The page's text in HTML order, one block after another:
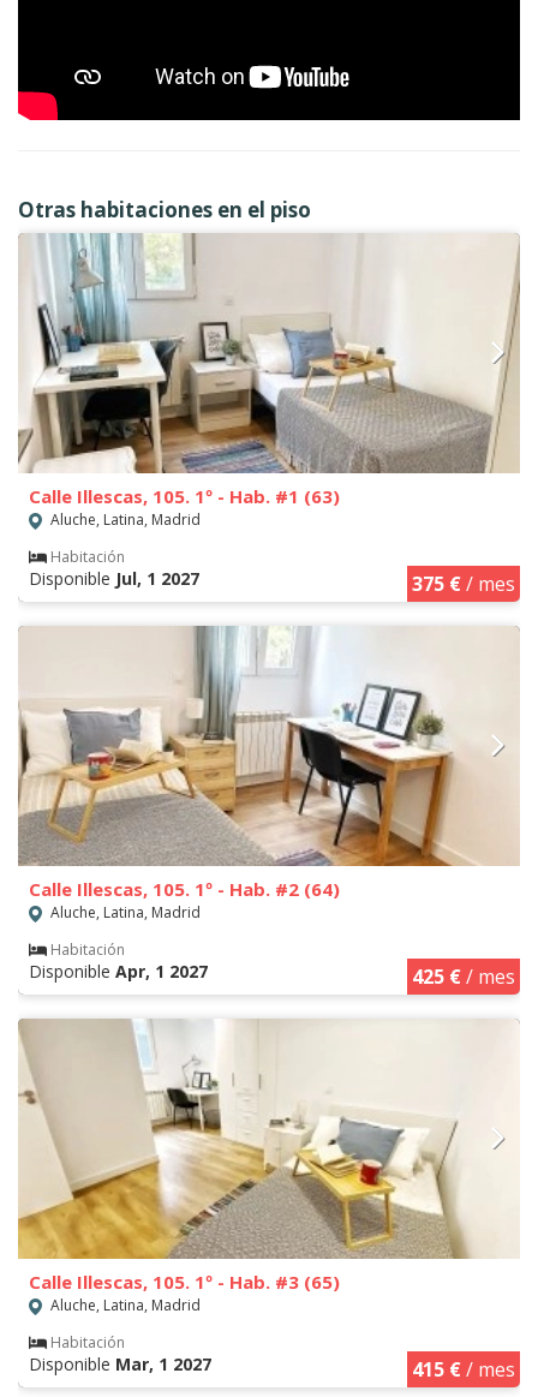
Otras habitaciones en el piso
Calle Illescas, 105. 1º - Hab. #1 (63)
Aluche, Latina, Madrid
Habitación
Disponible Jul, 1 2027 375 €/ mes
Calle Illescas, 105. 1º - Hab. #2 (64)
Aluche, Latina, Madrid
Habitación
Disponible Apr, 1 2027 425 €/ mes
Calle Illescas, 105. 1º - Hab. #3 (65)
Aluche, Latina, Madrid
Habitación
Disponible Mar, 1 2027 415 €/ mes